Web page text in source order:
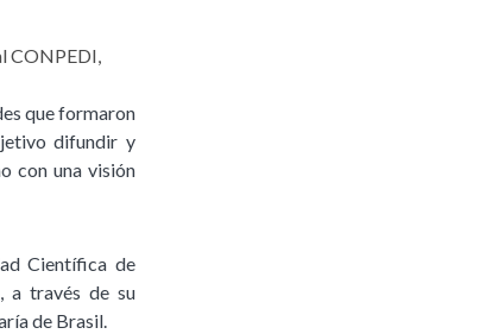
CONPEDI,
que formaron
difundir y
con una visión
Científica de
a través de su
de Brasil.